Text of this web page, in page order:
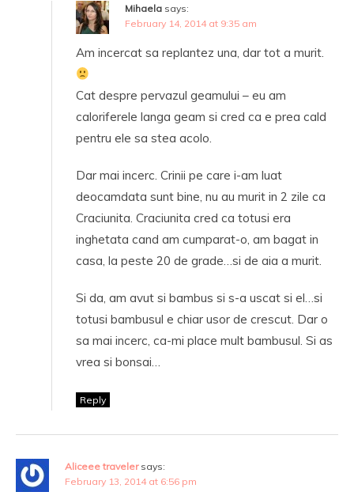
Mihaela says:
February 14, 2014 at 9:35 am
Am incercat sa replantez una, dar tot a murit.
Cat despre pervazul geamului – eu am
caloriferele langa geam si cred ca e prea cald
pentru ele sa stea acolo.
Dar mai incerc. Crinii pe care i-am luat
deocamdata sunt bine, nu au murit in 2 zile ca
Craciunita. Craciunita cred ca totusi era
inghetata cand am cumparat-o, am bagat in
casa, la peste 20 de grade…si de aia a murit.
Si da, am avut si bambus si s-a uscat si el…si
totusi bambusul e chiar usor de crescut. Dar o
sa mai incerc, ca-mi place mult bambusul. Si as
vrea si bonsai…
Reply
Aliceee traveler says:
February 13, 2014 at 6:56 pm